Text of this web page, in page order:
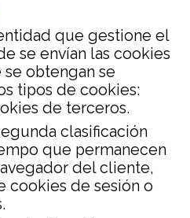
que gestione el
se envían las cookies
obtengan se
tipos de cookies:
de terceros.
clasificación
que permanecen
del cliente,
cookies de sesión o